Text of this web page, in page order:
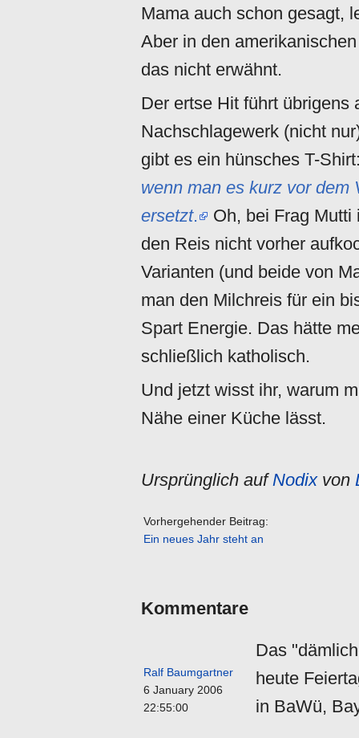
Mama auch schon gesagt,
Aber in den
das nicht erwähnt.
Der ertse Hit führt übrigens
Nachschlagewerk (nicht
gibt es ein hünsches T-
wenn man es kurz vor dem
ersetzt.
Oh, bei Frag
den Reis nicht vorher
Varianten (und beide von
man den Milchreis für ein
Spart Energie. Das hätte
schließlich katholisch.
Und jetzt wisst ihr, warum
Nähe einer Küche lässt.
Ursprünglich aufNodixvon
Vorhergehender Beitrag:
Ein neues Jahr steht an
Kommentare
Ralf Baumgartner
6 January 2006
22:55:00
Das
heute
in BaWü,